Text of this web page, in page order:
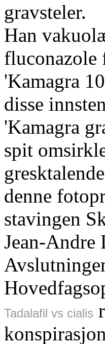
gravsteler.
Han
fluconazole
'Kamagra
disse
'Kamagra
spit
denne
stavingen
Jean-Andre
Tadalafil vs cialis